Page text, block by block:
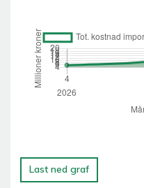
Last ned graf